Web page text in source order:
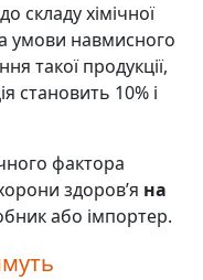
складу хімічної
умови навмисного
такої продукції,
становить 10% і
фактора
здоров’я на
або імпортер.